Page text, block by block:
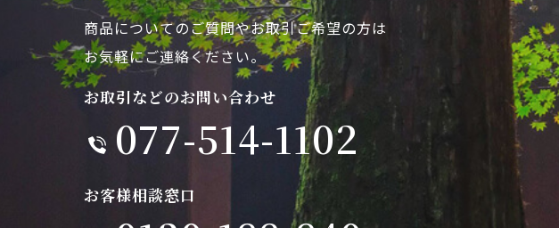
商品についてのご質問やお取引ご希望の方は
お気軽にご連絡ください。
お取引などのお問い合わせ
077-514-1102
お客様相談窓口